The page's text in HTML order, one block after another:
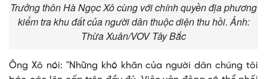
Trưởng thôn Hà Ngọc Xô cùng với chính quyền địa phương
kiểm tra khu đất của người dân thuộc diện thu hồi. Ảnh:
Thừa Xuân/VOV Tây Bắc
Ông Xô nói: "Những khó khăn của người dân chúng tôi